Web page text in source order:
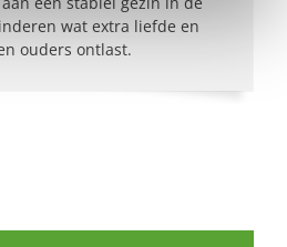
wat extra liefde en
ouders ontlast.